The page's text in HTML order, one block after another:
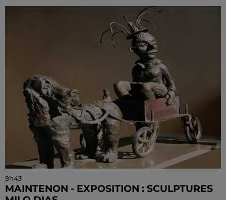
9h43
MAINTENON - EXPOSITION : SCULPTURES